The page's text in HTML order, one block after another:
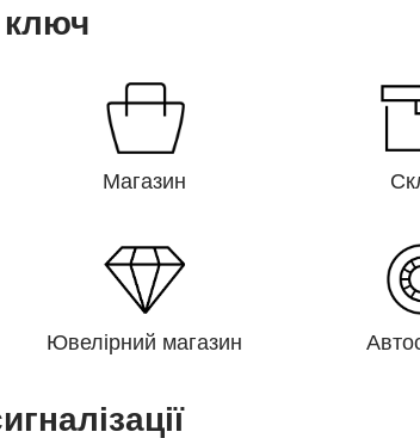
ключ
Магазин
Ювелірний магазин